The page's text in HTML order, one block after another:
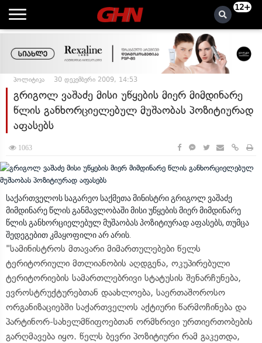
12+
პოლიტიკა 30 დეკემბერი 2009, 14:53
გრიგოლ ვაშაძე მისი უწყების მიერ მიმდინარე
წლის განხორციელებულ მუშაობას პოზიტიურად
აფასებს
1063
საქართველოს საგარეო საქმეთა მინისტრი გრიგოლ ვაშაძე
მიმდინარე წლის განმავლობაში მისი უწყების მიერ მიმდინარე
წლის განხორციელებულ მუშაობას პოზიტიურად აფასებს, თუმცა
შედეგებით კმაყოფილი არ არის.
"სამინისტროს მთავარი მიმართულებები წელს
ტერიტორიული მთლიანობის აღდგენა, ოკუპირებული
ტერიტორიების სამართლებრივი სტატუსის შენარჩუნება,
ევროსტრუქტურებთან დაახლოება, საერთაშოროსო
ორგანიზაციებში საქართველოს აქტიური წარმოჩინება და
პარტინორ-სახელმწიფოებთან ორმხრივი ურთიერთობების
გარღმავება იყო. წელს ბევრი პოზიტიური რამ გაკეთდა,